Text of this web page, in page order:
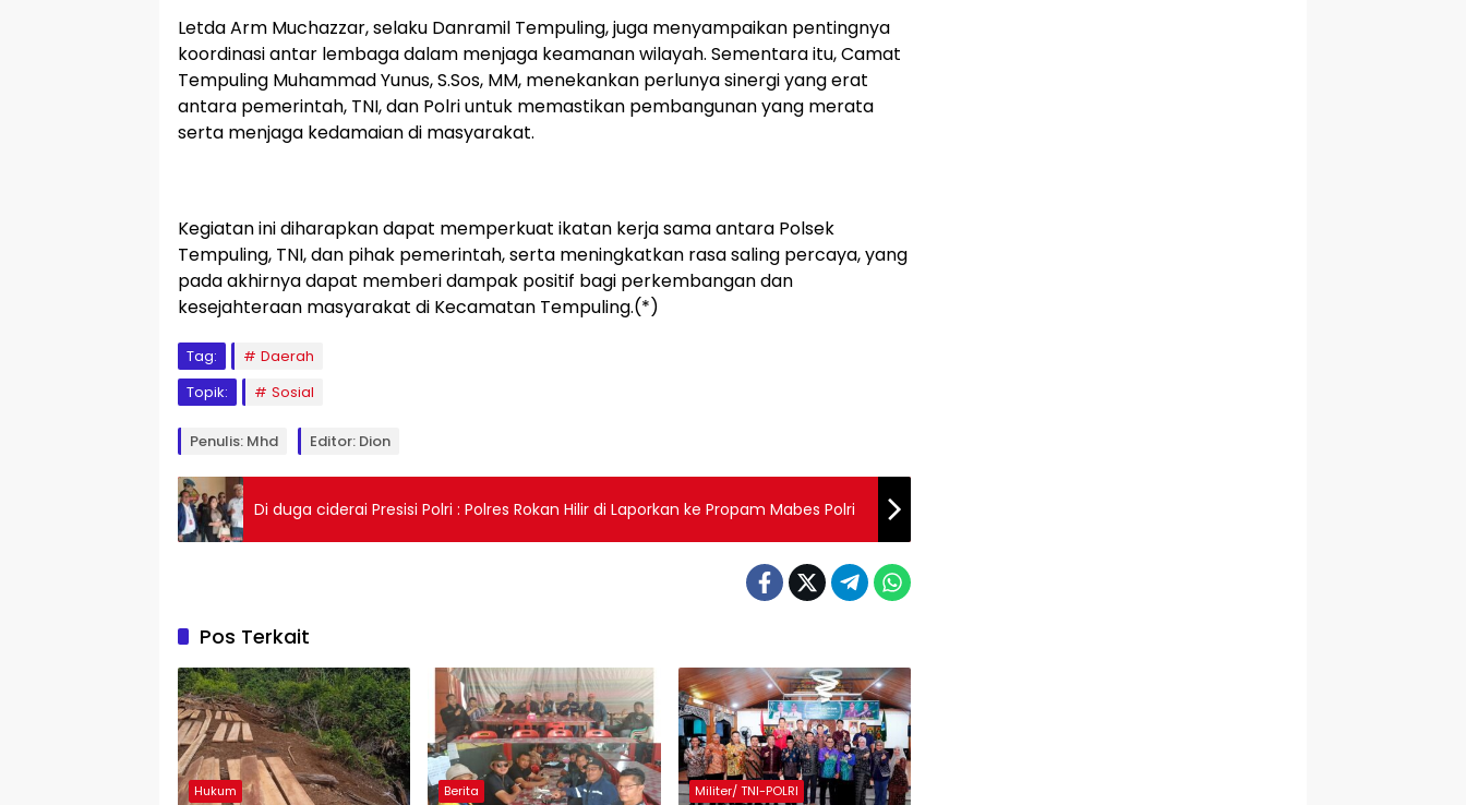
Letda Arm Muchazzar, selaku Danramil Tempuling, juga menyampaikan pentingnya
koordinasi antar lembaga dalam menjaga keamanan wilayah. Sementara itu, Camat
Tempuling Muhammad Yunus, S.Sos, MM, menekankan perlunya sinergi yang erat
antara pemerintah, TNI, dan Polri untuk memastikan pembangunan yang merata
serta menjaga kedamaian di masyarakat.
Kegiatan ini diharapkan dapat memperkuat ikatan kerja sama antara Polsek
Tempuling, TNI, dan pihak pemerintah, serta meningkatkan rasa saling percaya, yang
pada akhirnya dapat memberi dampak positif bagi perkembangan dan
kesejahteraan masyarakat di Kecamatan Tempuling.(*)
Tag:
Daerah
Topik:
Sosial
Penulis: Mhd Editor: Dion
Di duga ciderai Presisi Polri : Polres Rokan Hilir di Laporkan ke Propam Mabes Polri
Pos Terkait
Hukum Berita Militer/ TNI-POLRI